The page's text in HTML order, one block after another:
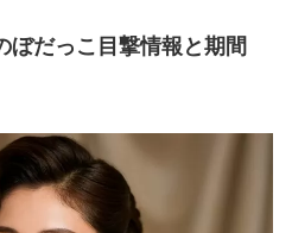
ぼだっこ目撃情報と期間